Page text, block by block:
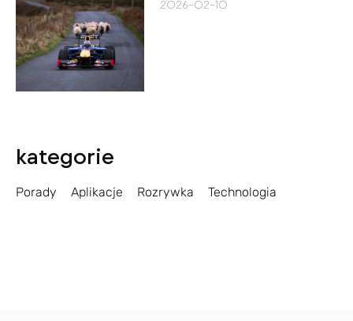
2026-02-10
kategorie
Porady Aplikacje Rozrywka Technologia